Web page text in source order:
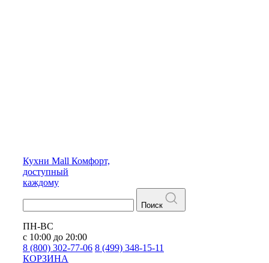
Кухни Mall Комфорт,
доступный
каждому
Поиск
ПН-ВС
с 10:00 до 20:00
8 (800) 302-77-06 8 (499) 348-15-11
КОРЗИНА